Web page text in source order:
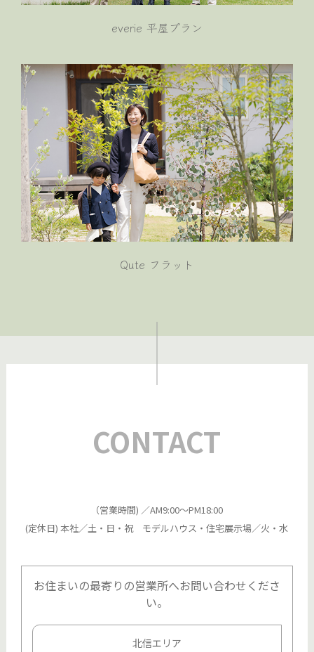
everie 平屋プラン
Qute フラット
CONTACT
（営業時間) ／AM9:00～PM18:00
(定休日) 本社／土・日・祝 モデルハウス・住宅展示場／火・水
お住まいの最寄りの営業所へお問い合わせくださ
い。
北信エリア